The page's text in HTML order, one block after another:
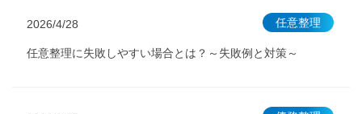
2026/4/28
任意整理に失敗しやすい場合とは？～失敗例と対策～
任意整理